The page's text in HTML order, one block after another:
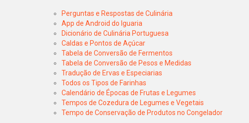
Perguntas e Respostas de Culinária
App de Android do Iguaria
Dicionário de Culinária Portuguesa
Caldas e Pontos de Açúcar
Tabela de Conversão de Fermentos
Tabela de Conversão de Pesos e Medidas
Tradução de Ervas e Especiarias
Todos os Tipos de Farinhas
Calendário de Épocas de Frutas e Legumes
Tempos de Cozedura de Legumes e Vegetais
Tempo de Conservação de Produtos no Congelador